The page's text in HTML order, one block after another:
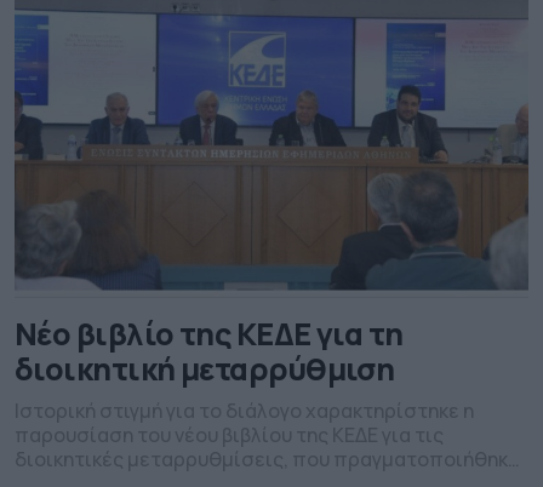
Νέο βιβλίο της ΚΕΔΕ για τη
διοικητική μεταρρύθμιση